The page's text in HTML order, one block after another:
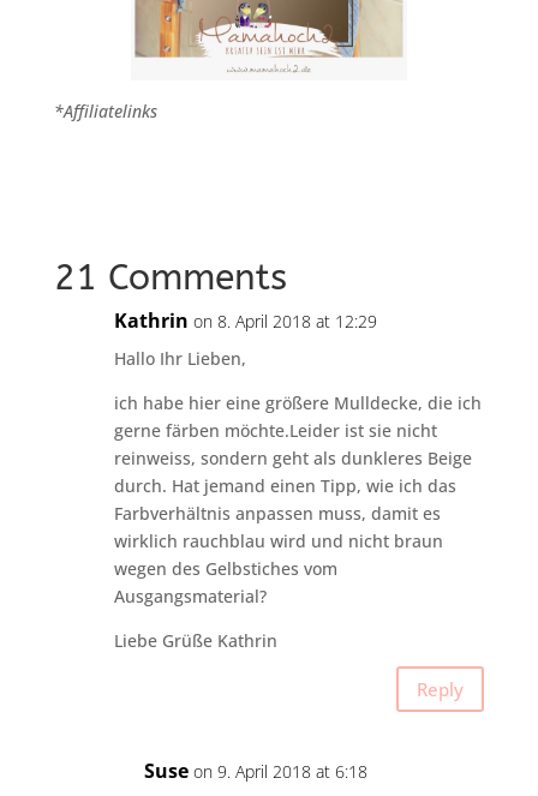
*Affiliatelinks
21 Comments
Kathrin on 8. April 2018 at 12:29
Hallo Ihr Lieben,
ich habe hier eine größere Mulldecke, die ich
gerne färben möchte.Leider ist sie nicht
reinweiss, sondern geht als dunkleres Beige
durch. Hat jemand einen Tipp, wie ich das
Farbverhältnis anpassen muss, damit es
wirklich rauchblau wird und nicht braun
wegen des Gelbstiches vom
Ausgangsmaterial?
Liebe Grüße Kathrin
Reply
Suse on 9. April 2018 at 6:18